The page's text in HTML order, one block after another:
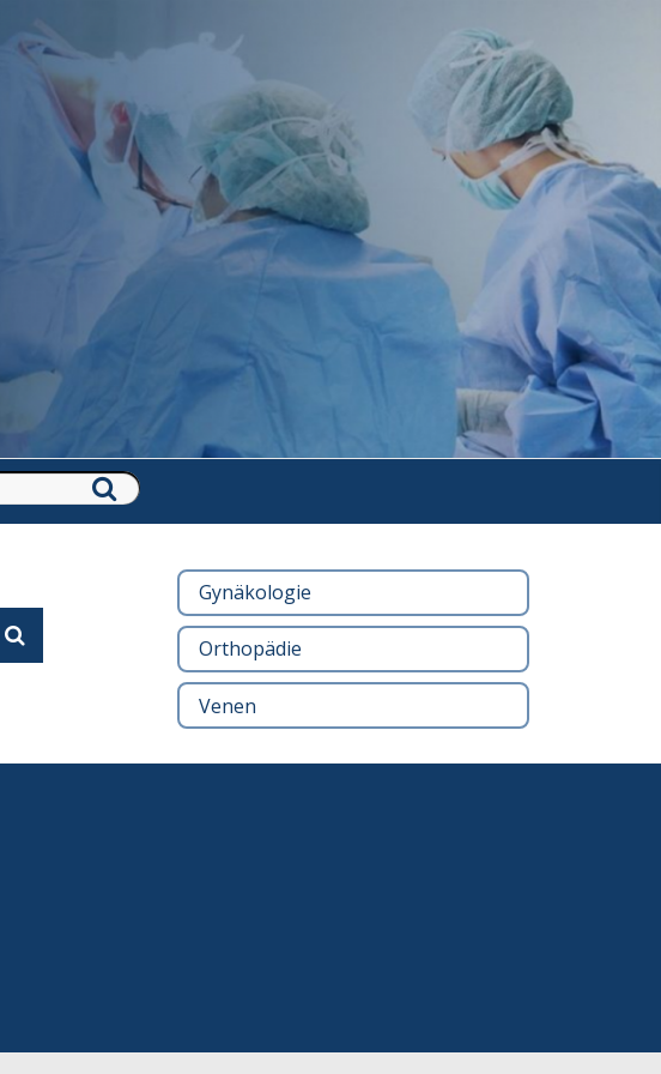
Gynäkologie
Orthopädie
Venen